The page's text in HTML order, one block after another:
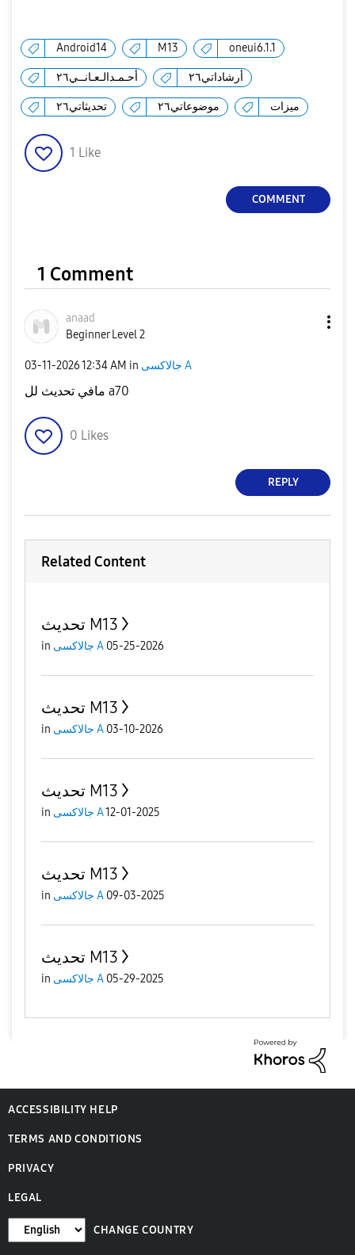
Android14 M13 oneui6.1.1
أحـمـدالـعـانــي٢٦ أرشاداتي٢٦
تحديثاتي٢٦ موضوعاتي٢٦ ميزات
1 Like
COMMENT
1 Comment
anaad
Beginner Level 2
‎03-11-202612:34 AM in جالاكسى A
مافي تحديث لل a70
0 Likes
REPLY
Related Content
تحديث M13
in جالاكسى A 05-25-2026
تحديث M13
in جالاكسى A 03-10-2026
تحديث M13
in جالاكسى A12-01-2025
تحديث M13
in جالاكسى A 09-03-2025
تحديث M13
in جالاكسى A 05-29-2025
ACCESSIBILITY HELP
TERMS AND CONDITIONS
PRIVACY
LEGAL
CHANGE COUNTRY